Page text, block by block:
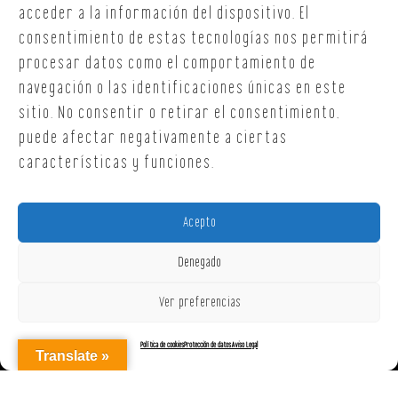
acceder a la información del dispositivo. El
consentimiento de estas tecnologías nos permitirá
procesar datos como el comportamiento de
navegación o las identificaciones únicas en este
sitio. No consentir o retirar el consentimiento,
puede afectar negativamente a ciertas
características y funciones.
Acepto
Denegado
Ver preferencias
Política de cookiesProtección de datosAviso Legal
T. +34 654 30 90 36
Translate »